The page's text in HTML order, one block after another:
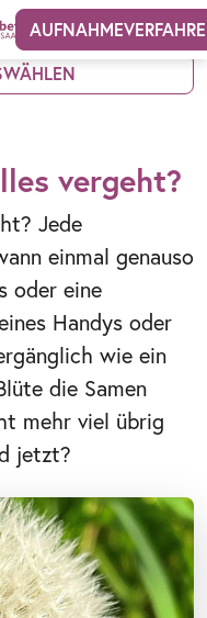
vergeht?
Jede
einmal genauso
oder eine
Handys oder
wie ein
die Samen
mehr viel übrig
jetzt?